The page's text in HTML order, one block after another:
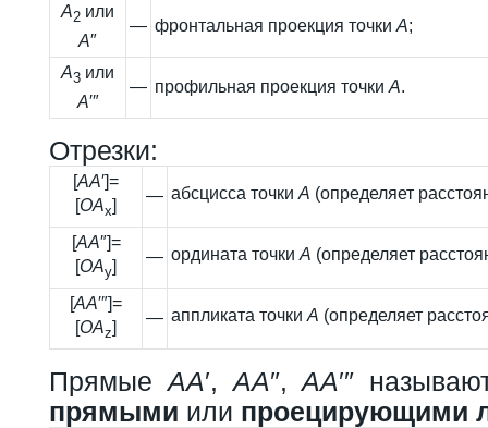
А2 или
А″
— фронтальная проекция точки А;
А3 или
А′″
— профильная проекция точки А.
Отрезки:
[АA′]=
[ОАx]
— абсцисса точки А (определяет
[АA″]=
[ОАy]
— ордината точки А (определяет
[АA′″]=
[ОАz]
— аппликата точки А (определяет
Прямые АA′, АA″,АA′″
прямыми или проецирующими